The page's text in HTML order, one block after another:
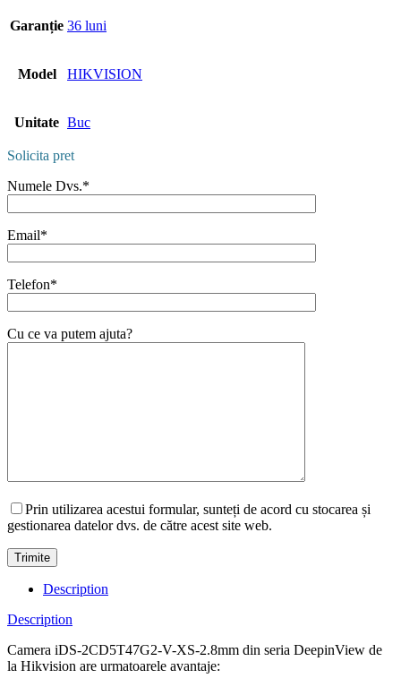
Garanție 36 luni
Model HIKVISION
Unitate Buc
Solicita pret
Numele Dvs.*
Email*
Telefon*
Cu ce va putem ajuta?
Prin utilizarea acestui formular, sunteți de acord cu stocarea și
gestionarea datelor dvs. de către acest site web.
Description
Description
Camera iDS-2CD5T47G2-V-XS-2.8mm din seria DeepinView de
la Hikvision are urmatoarele avantaje: